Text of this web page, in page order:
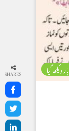
SHARES